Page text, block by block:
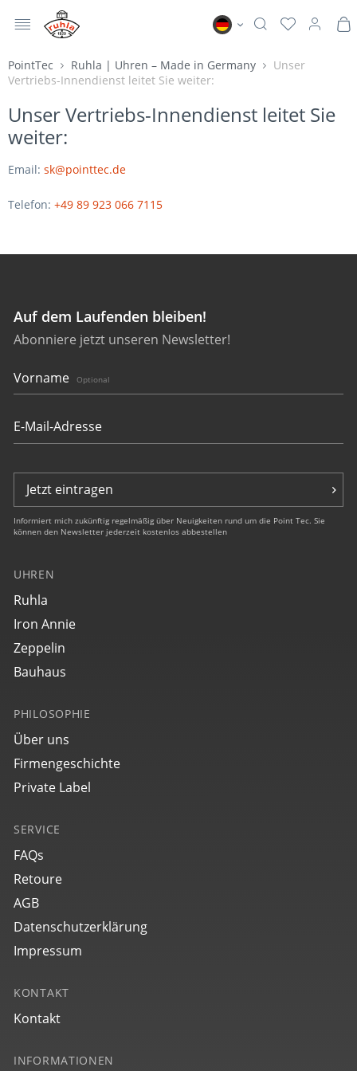
MENÜ
PointTec
Ruhla | Uhren – Made in Germany
Unser
Vertriebs-Innendienst leitet Sie weiter:
Unser Vertriebs-Innendienst leitet Sie
weiter:
Email: sk@pointtec.de
Telefon: +49 89 923 066 7115
Auf dem Laufenden bleiben!
Abonniere jetzt unseren Newsletter!
Vorname Optional
Jetzt eintragen
Informiert mich zukünftig regelmäßig über Neuigkeiten rund um die Point Tec. Sie
können den Newsletter jederzeit kostenlos abbestellen
UHREN
Ruhla
Iron Annie
Zeppelin
Bauhaus
PHILOSOPHIE
Über uns
Firmengeschichte
Private Label
SERVICE
FAQs
Retoure
AGB
Datenschutzerklärung
Impressum
KONTAKT
Kontakt
INFORMATIONEN